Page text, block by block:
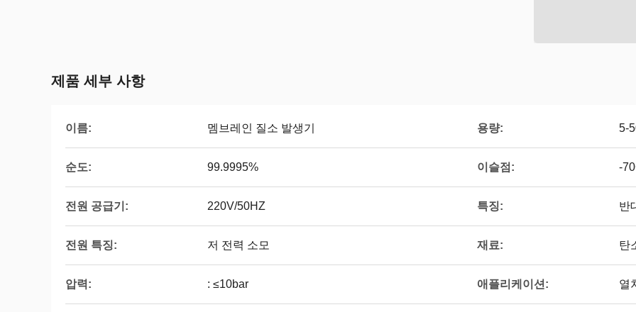
제품 세부 사항
이름: 멤브레인 질소 발생기 용량: 5-
순도: 99.9995% 이슬점: -
전원 공급기: 220V/50HZ 특징: 반
전원 특징: 저 전력 소모 재료: 탄
압력: : ≤10bar 애플리케이션: 열